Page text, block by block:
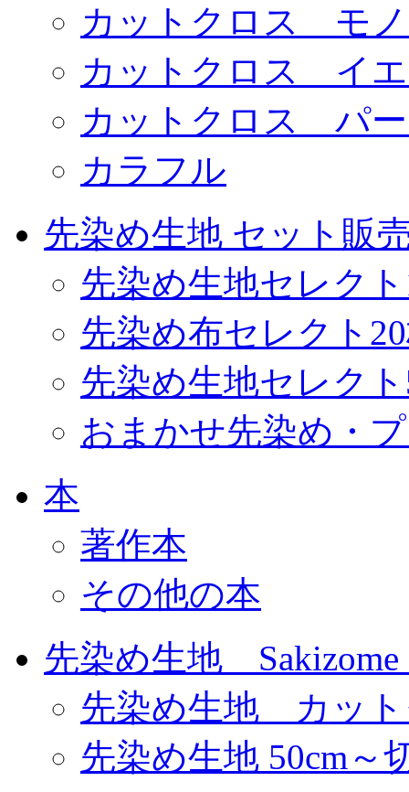
カットクロス モ
カットクロス イ
カットクロス パ
カラフル
先染め生地 セット販
先染め生地セレク
先染め布セレクト
先染め生地セレク
おまかせ先染め・
本
著作本
その他の本
先染め生地 Sakizome
先染め生地 カット
先染め生地 50cm～